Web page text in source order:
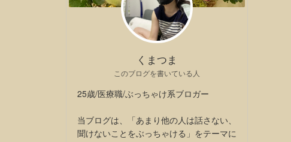
くまつま
このブログを書いている人
25歳/医療職/ぶっちゃけ系ブロガー
当ブログは、「あまり他の人は話さない、
聞けないことをぶっちゃける」をテーマに